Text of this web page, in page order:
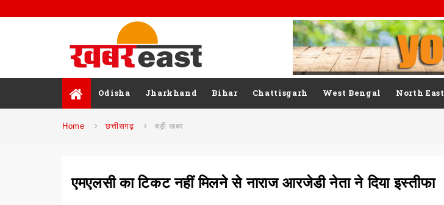
Odisha Jharkhand Bihar Chattisgarh West Bengal North East
Home छत्तीसगढ़ बड़ी खबर
एमएलसी का टिकट नहीं मिलने से नाराज आरजेडी नेता ने दिया इस्तीफा